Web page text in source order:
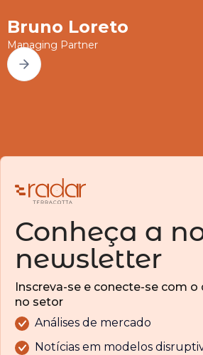
Bruno Loreto
Managing Partner
Conheça a
newsletter
Inscreva-se e conecte-se com o
no setor
Análises de mercado
Notícias em modelos